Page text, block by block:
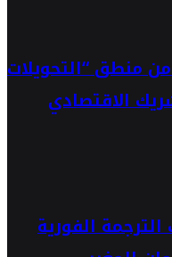
من منطق “التحويلات
الاقتصادي
الفورية